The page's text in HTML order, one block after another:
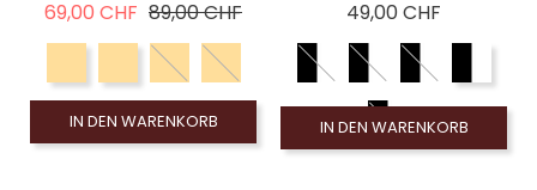
69,00 CHF Verkaufspreis
89,00 CHFPreis
IN DEN WARENKORB
49,00 CHF
IN DEN WARENKORB